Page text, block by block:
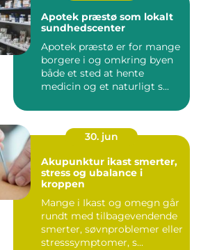
Apotek præstø som lokalt
sundhedscenter
Apotek præstø er for mange
borgere i og omkring byen
både et sted at hente
medicin og et naturligt s...
30. jun
Akupunktur ikast smerter,
stress og ubalance i
kroppen
Mange i Ikast og omegn går
rundt med tilbagevendende
smerter, søvnproblemer eller
stresssymptomer, s...